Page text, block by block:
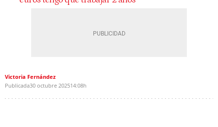
Victoria Fernández
Publicada30 octubre 202514:08h